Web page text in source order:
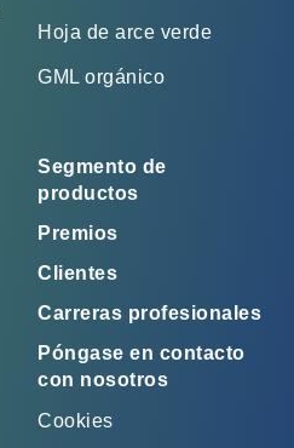
Hoja de arce verde
GML orgánico
Segmento de
productos
Premios
Clientes
Carreras profesionales
Póngase en contacto
con nosotros
Cookies